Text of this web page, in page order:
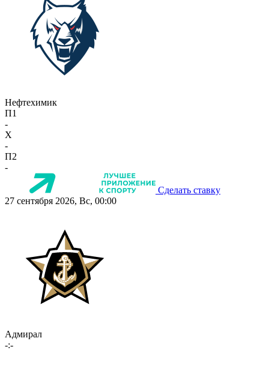
Нефтехимик
П1
-
X
-
П2
-
Сделать ставку
27 сентября 2026, Вс, 00:00
Адмирал
-:-